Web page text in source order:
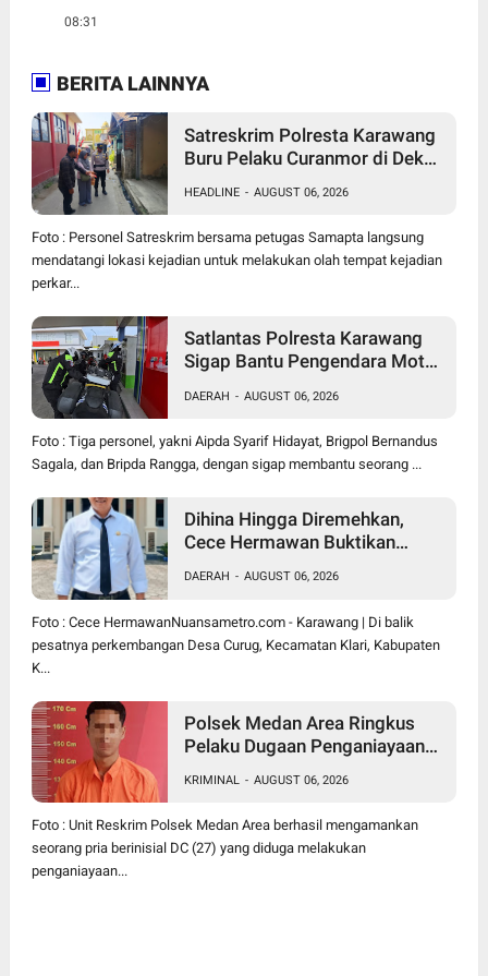
08:31
BERITA LAINNYA
Satreskrim Polresta Karawang
Buru Pelaku Curanmor di Dekat
Rugi Rp19 Juta
HEADLINE - AUGUST 06, 2026
Foto : Personel Satreskrim bersama petugas Samapta langsung
mendatangi lokasi kejadian untuk melakukan olah tempat kejadian
perkar...
Satlantas Polresta Karawang
Sigap Bantu Pengendara Motor
Apresiasi
DAERAH - AUGUST 06, 2026
Foto : Tiga personel, yakni Aipda Syarif Hidayat, Brigpol Bernandus
Sagala, dan Bripda Rangga, dengan sigap membantu seorang ...
Dihina Hingga Diremehkan,
Cece Hermawan Buktikan
Bangun Desa Curug
DAERAH - AUGUST 06, 2026
Foto : Cece HermawanNuansametro.com - Karawang | Di balik
pesatnya perkembangan Desa Curug, Kecamatan Klari, Kabupaten
K...
Polsek Medan Area Ringkus
Pelaku Dugaan Penganiayaan
Denai, Korban Alami Luka
Memar
KRIMINAL - AUGUST 06, 2026
Foto : Unit Reskrim Polsek Medan Area berhasil mengamankan
seorang pria berinisial DC (27) yang diduga melakukan
penganiayaan...